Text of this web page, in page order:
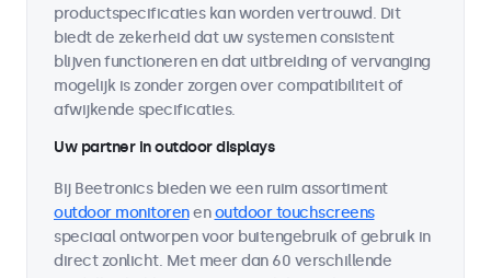
productspecificaties kan worden vertrouwd. Dit
biedt de zekerheid dat uw systemen consistent
blijven functioneren en dat uitbreiding of vervanging
mogelijk is zonder zorgen over compatibiliteit of
afwijkende specificaties.
Uw partner in outdoor displays
Bij Beetronics bieden we een ruim assortiment
outdoor monitorenenoutdoor touchscreens
speciaal ontworpen voor buitengebruik of gebruik in
direct zonlicht. Met meer dan 60 verschillende